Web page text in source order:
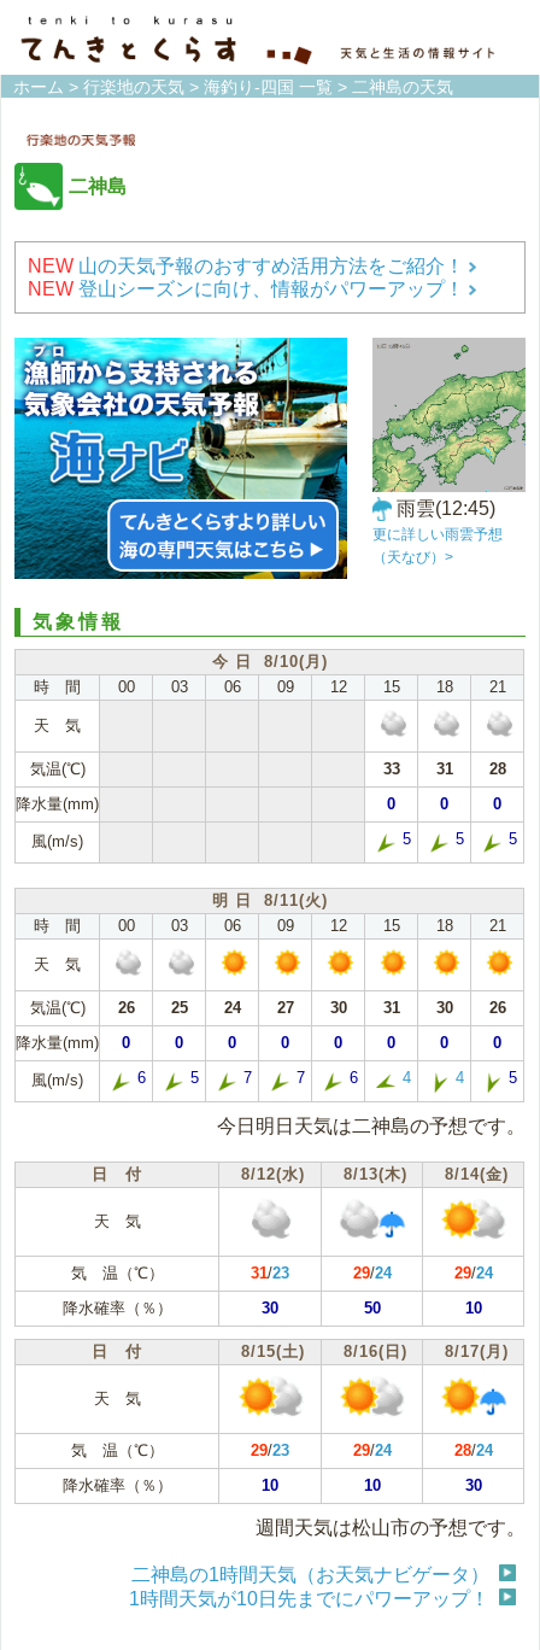
ホーム > 行楽地の天気 > 海釣り-四国 一覧 > 二神島の天気
二神島
NEW 山の天気予報のおすすめ活用方法をご紹介！
NEW 登山シーズンに向け、情報がパワーアップ！
雨雲(12:45)
更に詳しい雨雲予想
（天なび）>
気象情報
今 日 8/10(月)
時 間
00 03 06 09 12 15 18 21
天 気
気温(℃) 33 31
28
降水量(mm)
0 0 0
風(m/s) 5 5 5
明 日 8/11(火)
時 間
00 03 06 09 12 15 18 21
天 気
気温(℃) 26 25 24 27 30 31 30
26
降水量(mm)
0 0 0 0 0 0 0 0
風(m/s) 6 5 7 7 6 4 4 5
今日明日天気は二神島の予想です。
日 付 8/12(水) 8/13(木) 8/14(金)
天 気
気 温（℃） 31/23 29/24 29/24
降水確率（％）
30 50 10
日 付 8/15(土) 8/16(日) 8/17(月)
天 気
気 温（℃） 29/23 29/24 28/24
降水確率（％）
10 10 30
週間天気は松山市の予想です。
二神島の1時間天気（お天気ナビゲータ）
1時間天気が10日先までにパワーアップ！